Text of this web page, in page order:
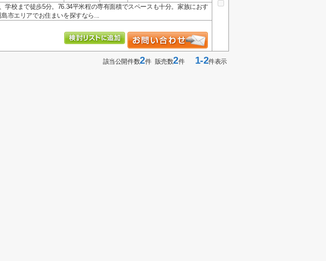
学校まで徒歩5分。76.34平米程の専有面積でスペースも十分。家族におす
市エリアでお住まいを探すなら...
該当公開件数2件 販売数2件1-2件表示